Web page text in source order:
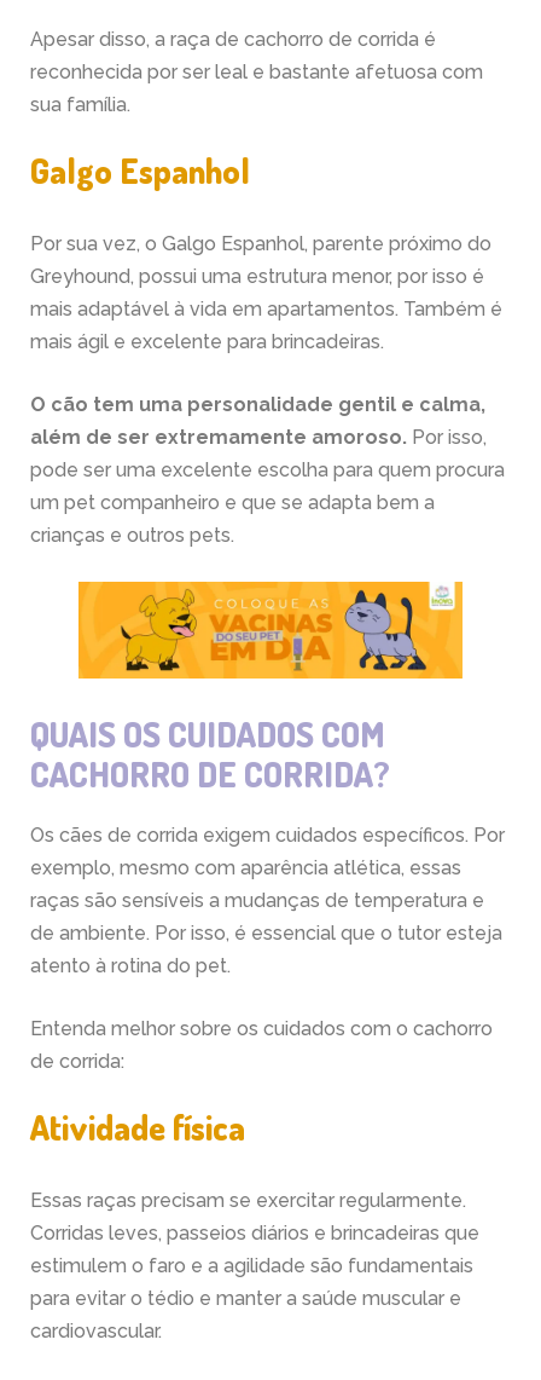
Apesar disso, a raça de cachorro de corrida é
reconhecida por ser leal e bastante afetuosa com
sua família.
Galgo Espanhol
Por sua vez, o Galgo Espanhol, parente próximo do
Greyhound, possui uma estrutura menor, por isso é
mais adaptável à vida em apartamentos. Também é
mais ágil e excelente para brincadeiras.
O cão tem uma personalidade gentil e calma,
além de ser extremamente amoroso. Por isso,
pode ser uma excelente escolha para quem procura
um pet companheiro e que se adapta bem a
crianças e outros pets.
QUAIS OS CUIDADOS COM
CACHORRO DE CORRIDA?
Os cães de corrida exigem cuidados específicos. Por
exemplo, mesmo com aparência atlética, essas
raças são sensíveis a mudanças de temperatura e
de ambiente. Por isso, é essencial que o tutor esteja
atento à rotina do pet.
Entenda melhor sobre os cuidados com o cachorro
de corrida:
Atividade física
Essas raças precisam se exercitar regularmente.
Corridas leves, passeios diários e brincadeiras que
estimulem o faro e a agilidade são fundamentais
para evitar o tédio e manter a saúde muscular e
cardiovascular.